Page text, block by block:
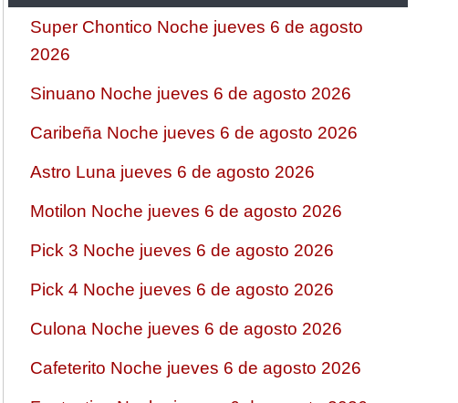
Super Chontico Noche jueves 6 de agosto
2026
Sinuano Noche jueves 6 de agosto 2026
Caribeña Noche jueves 6 de agosto 2026
Astro Luna jueves 6 de agosto 2026
Motilon Noche jueves 6 de agosto 2026
Pick 3 Noche jueves 6 de agosto 2026
Pick 4 Noche jueves 6 de agosto 2026
Culona Noche jueves 6 de agosto 2026
Cafeterito Noche jueves 6 de agosto 2026